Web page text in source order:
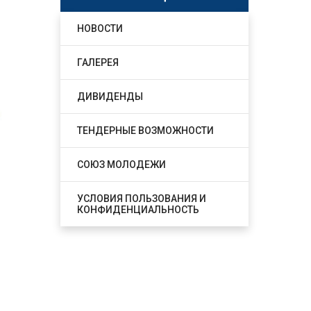
НОВОСТИ
ГАЛЕРЕЯ
ДИВИДЕНДЫ
ТЕНДЕРНЫЕ ВОЗМОЖНОСТИ
СОЮЗ МОЛОДЕЖИ
УСЛОВИЯ ПОЛЬЗОВАНИЯ И
КОНФИДЕНЦИАЛЬНОСТЬ